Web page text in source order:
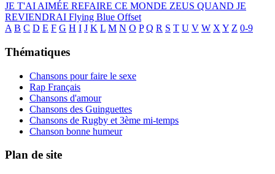
JE T'AI AIMÉE REFAIRE CE MONDE ZEUS QUAND JE
REVIENDRAI Flying Blue Offset
A B C D E F G H I J K L M N O P Q R S T U V W X Y Z 0-9
Thématiques
Chansons pour faire le sexe
Rap Français
Chansons d'amour
Chansons des Guinguettes
Chansons de Rugby et 3ème mi-temps
Chanson bonne humeur
Plan de site